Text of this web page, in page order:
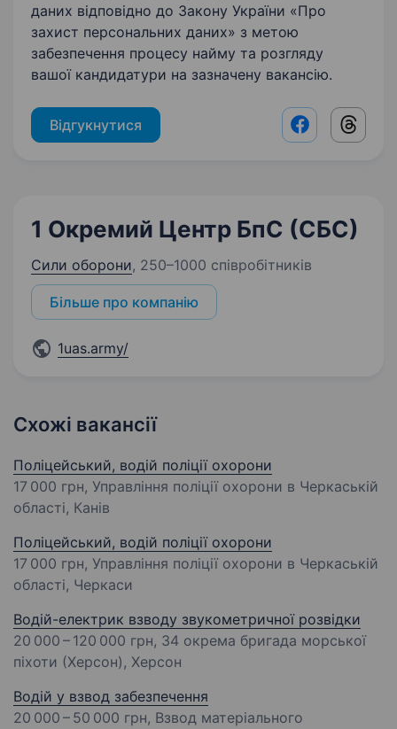
даних відповідно до Закону України «Про
захист персональних даних» з метою
забезпечення процесу найму та розгляду
вашої кандидатури на зазначену вакансію.
Відгукнутися Facebook
1 Окремий Центр БпС (СБС)
Сили оборони, 250–1000 співробітників
Більше про компанію
1uas.army/
Схожі вакансії
Поліцейський, водій поліції охорони
17 000 грн, Управління поліції охорони в Черкаській
області, Канів
Поліцейський, водій поліції охорони
17 000 грн, Управління поліції охорони в Черкаській
області, Черкаси
Водій-електрик взводу звукометричної розвідки
20 000 – 120 000 грн, 34 окрема бригада морської
піхоти (Херсон), Херсон
Водій у взвод забезпечення
20 000 – 50 000 грн, Взвод матеріального